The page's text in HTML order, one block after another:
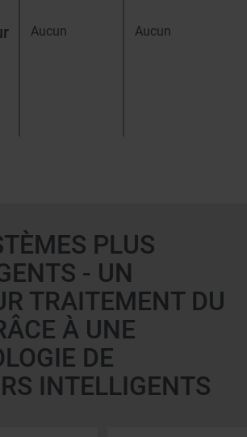
Aucun Aucun
PLUS
- UN
TRAITEMENT DU
À UNE
DE
INTELLIGENTS